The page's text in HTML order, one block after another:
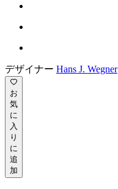
デザイナー Hans J. Wegner
お
気
に
入
り
に
追
加